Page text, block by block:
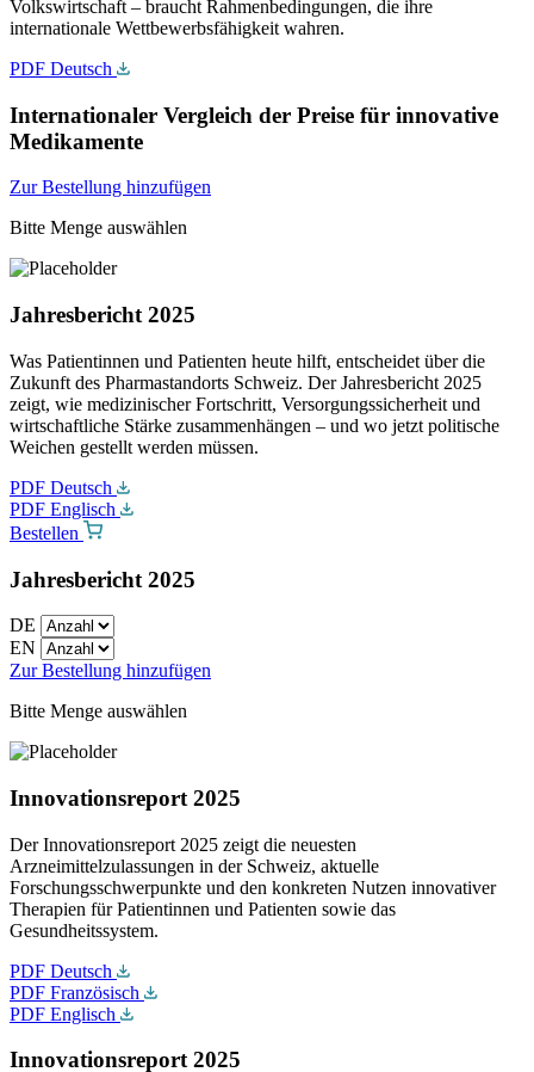
Volkswirtschaft – braucht Rahmenbedingungen, die ihre
internationale Wettbewerbsfähigkeit wahren.
PDF Deutsch
Internationaler Vergleich der Preise für innovative
Medikamente
Zur Bestellung hinzufügen
Bitte Menge auswählen
Jahresbericht 2025
Was Patientinnen und Patienten heute hilft, entscheidet über die
Zukunft des Pharmastandorts Schweiz. Der Jahresbericht 2025
zeigt, wie medizinischer Fortschritt, Versorgungssicherheit und
wirtschaftliche Stärke zusammenhängen – und wo jetzt politische
Weichen gestellt werden müssen.
PDF Deutsch
PDF Englisch
Bestellen
Jahresbericht 2025
DE
EN
Zur Bestellung hinzufügen
Bitte Menge auswählen
Innovationsreport 2025
Der Innovationsreport 2025 zeigt die neuesten
Arzneimittelzulassungen in der Schweiz, aktuelle
Forschungsschwerpunkte und den konkreten Nutzen innovativer
Therapien für Patientinnen und Patienten sowie das
Gesundheitssystem.
PDF Deutsch
PDF Französisch
PDF Englisch
Innovationsreport 2025